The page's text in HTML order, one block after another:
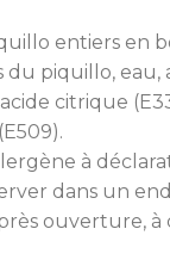
entiers en
piquillo, eau,
citrique
à
dans un
ouverture, à